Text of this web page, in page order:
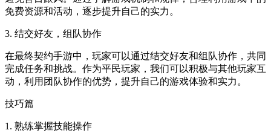
免费资源和活动，逐步提升自己的实力。
3. 结交好友，组队协作
在最终契约手游中，玩家可以通过结交好友和组队协作，共同
完成任务和挑战。作为平民玩家，我们可以积极与其他玩家互
动，利用团队协作的优势，提升自己的游戏体验和实力。
技巧篇
1. 熟练掌握技能操作